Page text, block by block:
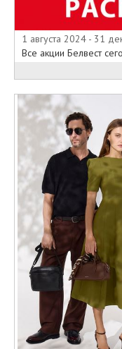
1 августа 2024 - 31
Все акции Белвест